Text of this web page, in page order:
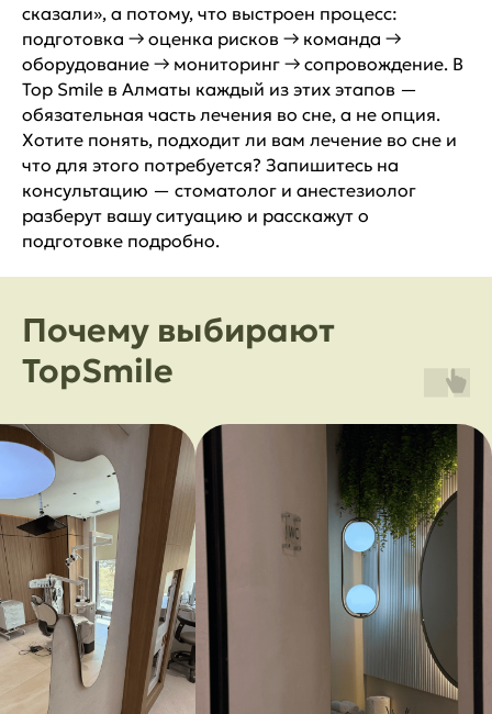
сказали», а потому, что выстроен процесс:
подготовка → оценка рисков → команда →
оборудование → мониторинг → сопровождение. В
Top Smile в Алматы каждый из этих этапов —
обязательная часть лечения во сне, а не опция.
Хотите понять, подходит ли вам лечение во сне и
что для этого потребуется? Запишитесь на
консультацию — стоматолог и анестезиолог
разберут вашу ситуацию и расскажут о
подготовке подробно.
Почему выбирают
TopSmile